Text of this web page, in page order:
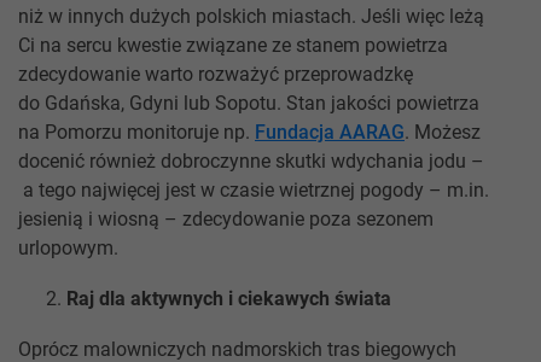
niż w innych dużych polskich miastach. Jeśli więc leżą
Ci na sercu kwestie związane ze stanem powietrza
zdecydowanie warto rozważyć przeprowadzkę
do Gdańska, Gdyni lub Sopotu. Stan jakości powietrza
na Pomorzu monitoruje np. Fundacja AARAG. Możesz
docenić również dobroczynne skutki wdychania jodu –
a tego najwięcej jest w czasie wietrznej pogody – m.in.
jesienią i wiosną – zdecydowanie poza sezonem
urlopowym.
Raj dla aktywnych i ciekawych świata
Oprócz malowniczych nadmorskich tras biegowych